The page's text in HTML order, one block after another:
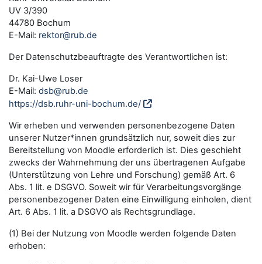
UV 3/390
44780 Bochum
E-Mail: rektor@rub.de
Der Datenschutzbeauftragte des Verantwortlichen ist:
Dr. Kai-Uwe Loser
E-Mail: dsb@rub.de
https://dsb.ruhr-uni-bochum.de/
Wir erheben und verwenden personenbezogene Daten
unserer Nutzer*innen grundsätzlich nur, soweit dies zur
Bereitstellung von Moodle erforderlich ist. Dies geschieht
zwecks der Wahrnehmung der uns übertragenen Aufgabe
(Unterstützung von Lehre und Forschung) gemäß Art. 6
Abs. 1 lit. e DSGVO. Soweit wir für Verarbeitungsvorgänge
personenbezogener Daten eine Einwilligung einholen, dient
Art. 6 Abs. 1 lit. a DSGVO als Rechtsgrundlage.
(1) Bei der Nutzung von Moodle werden folgende Daten
erhoben: